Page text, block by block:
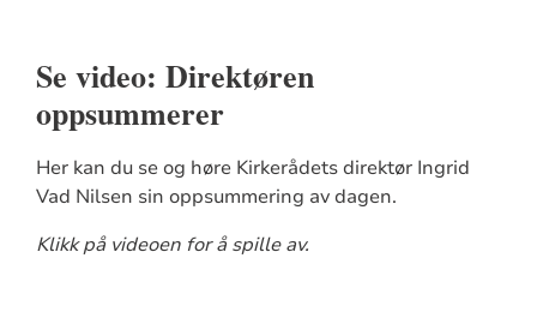
Se video: Direktøren
oppsummerer
Her kan du se og høre Kirkerådets direktør Ingrid
Vad Nilsen sin oppsummering av dagen.
Klikk på videoen for å spille av.